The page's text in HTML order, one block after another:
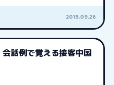
2015.09.26
話例で覚える接客中国